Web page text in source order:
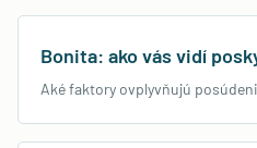
Bonita: ako vás vidí
Aké faktory ovplyvňujú